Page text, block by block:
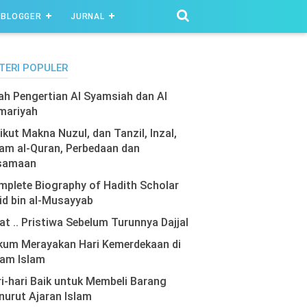
BLOGGER JURNAL
POPULER
Pengertian Al Syamsiah dan Al
Makna Nuzul, dan Tanzil, Inzal,
al-Quran, Perbedaan dan
Biography of Hadith Scholar
bin al-Musayyab
.. Pristiwa Sebelum Turunnya Dajjal
Merayakan Hari Kemerdekaan di
Islam
hari Baik untuk Membeli Barang
Ajaran Islam